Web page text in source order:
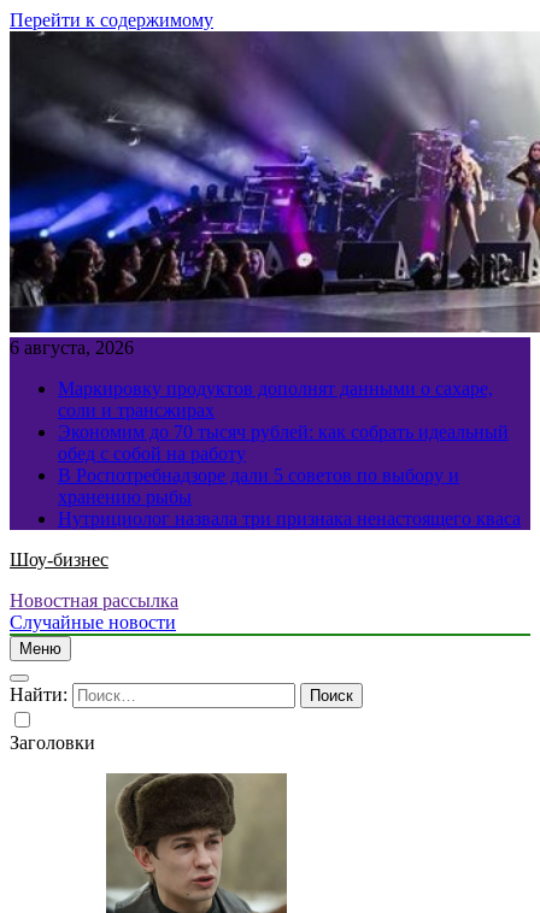
Перейти к содержимому
6 августа, 2026
Маркировку продуктов дополнят данными о сахаре,
соли и трансжирах
Экономим до 70 тысяч рублей: как собрать идеальный
обед с собой на работу
В Роспотребнадзоре дали 5 советов по выбору и
хранению рыбы
Нутрициолог назвала три признака ненастоящего кваса
Шоу-бизнес
Новостная рассылка
Случайные новости
Меню
Найти:
Заголовки